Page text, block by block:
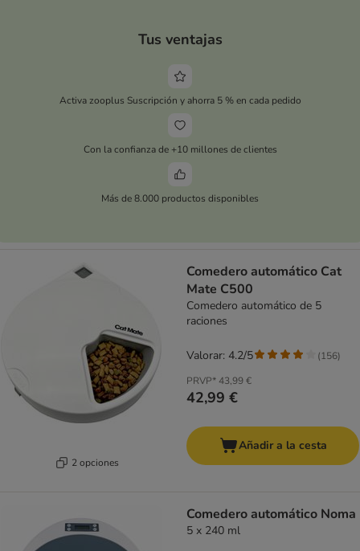
Tus ventajas
Activa zooplus Suscripción y ahorra 5 % en cada pedido
Con la confianza de +10 millones de clientes
Más de 8.000 productos disponibles
2 opciones
Comedero automático Cat
Mate C500
Comedero automático de 5
raciones
PRVP*43,99 €
42,99 €
Valorar: 4.2/5 (156)
Añadir a la cesta
Comedero automático Noma
5 x 240 ml